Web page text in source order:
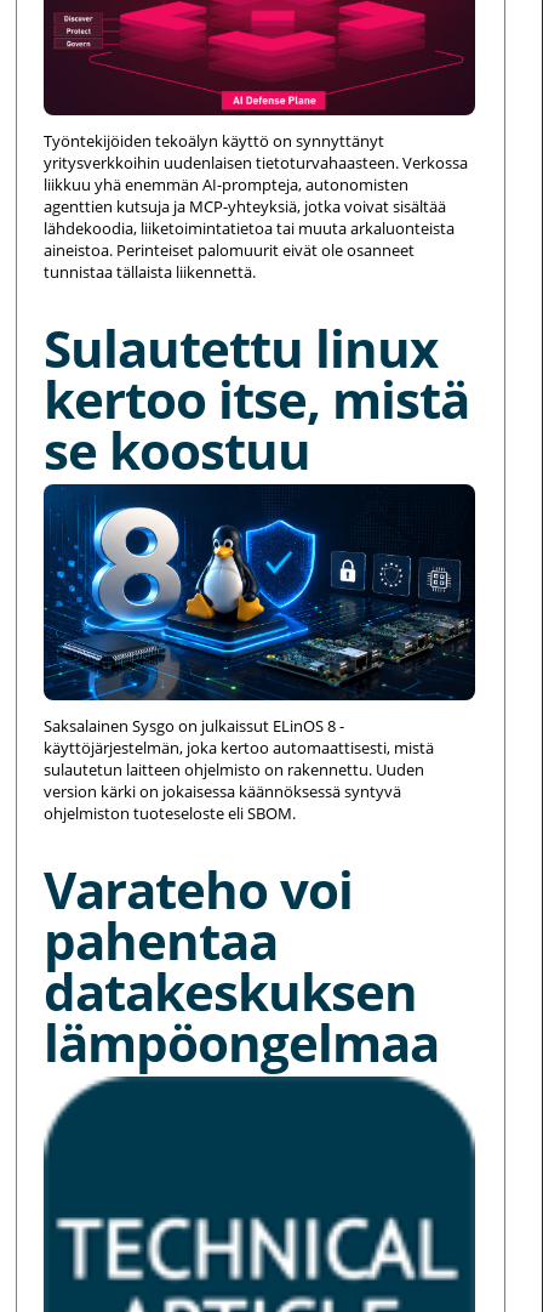
Työntekijöiden tekoälyn käyttö on synnyttänyt
yritysverkkoihin uudenlaisen tietoturvahaasteen. Verkossa
liikkuu yhä enemmän AI-prompteja, autonomisten
agenttien kutsuja ja MCP-yhteyksiä, jotka voivat sisältää
lähdekoodia, liiketoimintatietoa tai muuta arkaluonteista
aineistoa. Perinteiset palomuurit eivät ole osanneet
tunnistaa tällaista liikennettä.
Sulautettu linux
kertoo itse, mistä
se koostuu
Saksalainen Sysgo on julkaissut ELinOS 8 -
käyttöjärjestelmän, joka kertoo automaattisesti, mistä
sulautetun laitteen ohjelmisto on rakennettu. Uuden
version kärki on jokaisessa käännöksessä syntyvä
ohjelmiston tuoteseloste eli SBOM.
Varateho voi
pahentaa
datakeskuksen
lämpöongelmaa